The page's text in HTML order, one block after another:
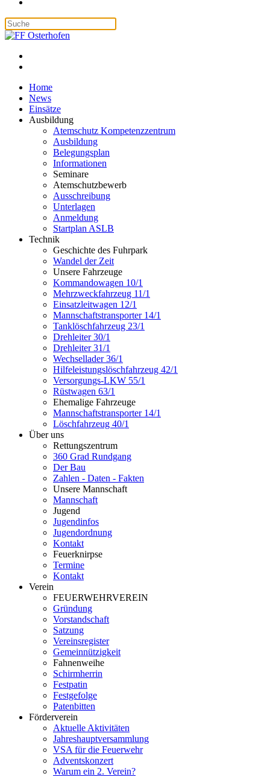
Home
News
Einsätze
Ausbildung
Atemschutz Kompetenzzentrum
Ausbildung
Belegungsplan
Informationen
Seminare
Atemschutzbewerb
Ausschreibung
Unterlagen
Anmeldung
Startplan ASLB
Technik
Geschichte des Fuhrpark
Wandel der Zeit
Unsere Fahrzeuge
Kommandowagen 10/1
Mehrzweckfahrzeug 11/1
Einsatzleitwagen 12/1
Mannschaftstransporter 14/1
Tanklöschfahrzeug 23/1
Drehleiter 30/1
Drehleiter 31/1
Wechsellader 36/1
Hilfeleistungslöschfahrzeug 42/1
Versorgungs-LKW 55/1
Rüstwagen 63/1
Ehemalige Fahrzeuge
Mannschaftstransporter 14/1
Löschfahrzeug 40/1
Über uns
Rettungszentrum
360 Grad Rundgang
Der Bau
Zahlen - Daten - Fakten
Unsere Mannschaft
Mannschaft
Jugend
Jugendinfos
Jugendordnung
Kontakt
Feuerknirpse
Termine
Kontakt
Verein
FEUERWEHRVEREIN
Gründung
Vorstandschaft
Satzung
Vereinsregister
Gemeinnützigkeit
Fahnenweihe
Schirmherrin
Festpatin
Festgefolge
Patenbitten
Förderverein
Aktuelle Aktivitäten
Jahreshauptversammlung
VSA für die Feuerwehr
Adventskonzert
Warum ein 2. Verein?